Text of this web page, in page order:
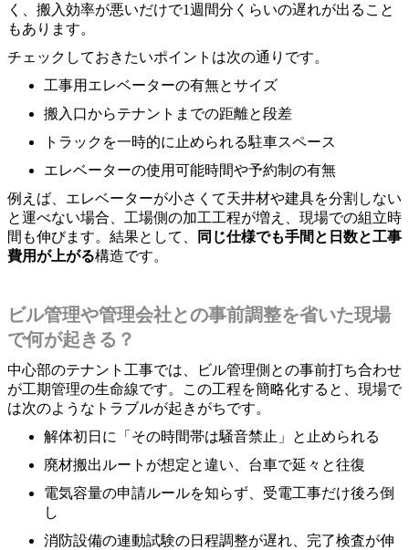
く、搬入効率が悪いだけで1週間分くらいの遅れが出ること
もあります。
チェックしておきたいポイントは次の通りです。
工事用エレベーターの有無とサイズ
搬入口からテナントまでの距離と段差
トラックを一時的に止められる駐車スペース
エレベーターの使用可能時間や予約制の有無
例えば、エレベーターが小さくて天井材や建具を分割しない
と運べない場合、工場側の加工工程が増え、現場での組立時
間も伸びます。結果として、
同じ仕様でも手間と日数と工事
費用が上がる構造です。
ビル管理や管理会社との事前調整を省いた現場
で何が起きる？
中心部のテナント工事では、ビル管理側との事前打ち合わせ
が工期管理の生命線です。この工程を簡略化すると、現場で
は次のようなトラブルが起きがちです。
解体初日に「その時間帯は騒音禁止」と止められる
廃材搬出ルートが想定と違い、台車で延々と往復
電気容量の申請ルールを知らず、受電工事だけ後ろ倒
し
消防設備の連動試験の日程調整が遅れ、完了検査が伸